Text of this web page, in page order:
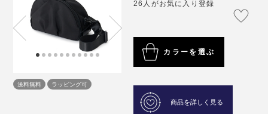
送料無料 ラッピング可
26人がお気に入り登録
カラーを選ぶ
商品を詳しく見る